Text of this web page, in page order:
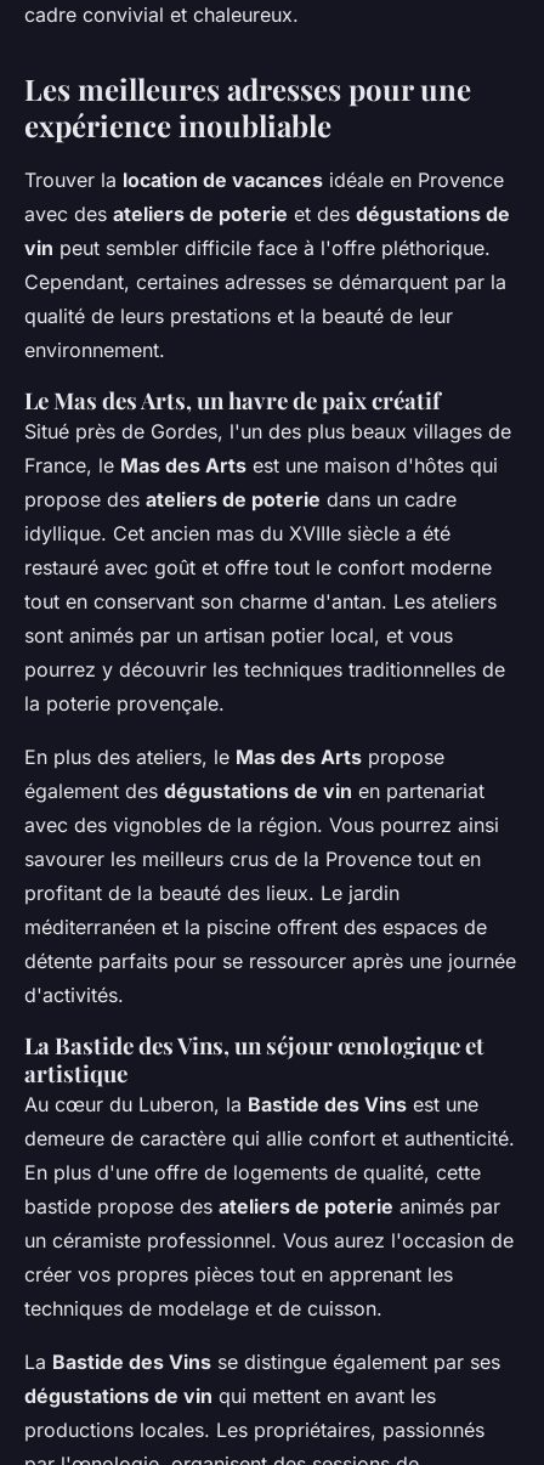
cadre convivial et chaleureux.
Les meilleures adresses pour une
expérience inoubliable
Trouver la location de vacances idéale en Provence
avec des ateliers de poterie et des dégustations de
vin peut sembler difficile face à l'offre pléthorique.
Cependant, certaines adresses se démarquent par la
qualité de leurs prestations et la beauté de leur
environnement.
Le Mas des Arts, un havre de paix créatif
Situé près de Gordes, l'un des plus beaux villages de
France, le Mas des Arts est une maison d'hôtes qui
propose des ateliers de poterie dans un cadre
idyllique. Cet ancien mas du XVIIIe siècle a été
restauré avec goût et offre tout le confort moderne
tout en conservant son charme d'antan. Les ateliers
sont animés par un artisan potier local, et vous
pourrez y découvrir les techniques traditionnelles de
la poterie provençale.
En plus des ateliers, le Mas des Arts propose
également des dégustations de vin en partenariat
avec des vignobles de la région. Vous pourrez ainsi
savourer les meilleurs crus de la Provence tout en
profitant de la beauté des lieux. Le jardin
méditerranéen et la piscine offrent des espaces de
détente parfaits pour se ressourcer après une journée
d'activités.
La Bastide des Vins, un séjour œnologique et
artistique
Au cœur du Luberon, la Bastide des Vins est une
demeure de caractère qui allie confort et authenticité.
En plus d'une offre de logements de qualité, cette
bastide propose des ateliers de poterie animés par
un céramiste professionnel. Vous aurez l'occasion de
créer vos propres pièces tout en apprenant les
techniques de modelage et de cuisson.
La Bastide des Vins se distingue également par ses
dégustations de vin qui mettent en avant les
productions locales. Les propriétaires, passionnés